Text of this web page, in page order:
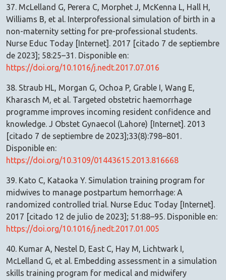
37. McLelland G, Perera C, Morphet J, McKenna L, Hall H,
Williams B, et al. Interprofessional simulation of birth in a
non-maternity setting for pre-professional students.
Nurse Educ Today [Internet]. 2017 [citado 7 de septiembre
de 2023]; 58:25–31. Disponible en:
https://doi.org/10.1016/j.nedt.2017.07.016
38. Straub HL, Morgan G, Ochoa P, Grable I, Wang E,
Kharasch M, et al. Targeted obstetric haemorrhage
programme improves incoming resident confidence and
knowledge. J Obstet Gynaecol (Lahore) [Internet]. 2013
[citado 7 de septiembre de 2023];33(8):798–801.
Disponible en:
https://doi.org/10.3109/01443615.2013.816668
39. Kato C, Kataoka Y. Simulation training program for
midwives to manage postpartum hemorrhage: A
randomized controlled trial. Nurse Educ Today [Internet].
2017 [citado 12 de julio de 2023]; 51:88–95. Disponible en:
https://doi.org/10.1016/j.nedt.2017.01.005
40. Kumar A, Nestel D, East C, Hay M, Lichtwark I,
McLelland G, et al. Embedding assessment in a simulation
skills training program for medical and midwifery